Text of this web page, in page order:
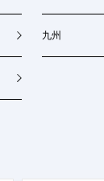
九州